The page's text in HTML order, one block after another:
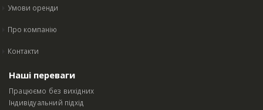
Умови оренди
Про компанію
Контакти
Наші переваги
Працюємо без вихідних
Індивідуальний підхід